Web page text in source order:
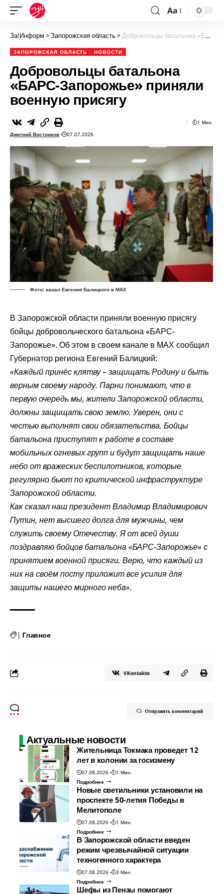
Aa
За!Информ >Запорожская область>Добровольцы батальона «БАРС-Запорожье» приняли военную присягу
ЗАПОРОЖСКАЯ ОБЛАСТЬ НОВОСТИ
Добровольцы батальона
«БАРС-Запорожье» приняли
военную присягу
Дмитрий Востриков 07.07.2026
1 Мин.
Фото: канал Евгения Балицкого в МАХ
В Запорожской области приняли военную присягу
бойцы добровольческого батальона «БАРС-
Запорожье». Об этом в своем канале в МАХ сообщил
Губернатор региона Евгений Балицкий:
«Каждый принёс клятву – защищать Родину и быть
верным своему народу. Парни понимают, что в
первую очередь мы, жители Запорожской области,
должны защищать свою землю. Уверен, они с
честью выполнят свои обязательства. Бойцы
батальона приступят к работе в составе
мобильных огневых групп и будут защищать наше
небо от вражеских беспилотников, которые
регулярно бьют по критической инфраструктуре
Запорожской области.
Как сказал наш президент Владимир Владимирович
Путин, нет высшего долга для мужчины, чем
служить своему Отечеству. Я от всей души
поздравляю бойцов батальона «БАРС-Запорожье» с
принятием военной присяги. Верю, что каждый из
них на своём посту приложит все усилия для
защиты нашего мирного неба».
| Главное
VKontakte
Отправить комментарий
Актуальные новости
Жительница Токмака проведет 12
лет в колонии за госизмену
07.08.2026
1 Мин.
Подробнее
Новые светильники установили на
проспекте 50-летия Победы в
Мелитополе
07.08.2026
1 Мин.
Подробнее
В Запорожской области введен
режим чрезвычайной ситуации
техногенного характера
07.08.2026
3 Мин.
Подробнее
Шефы из Пензы помогают